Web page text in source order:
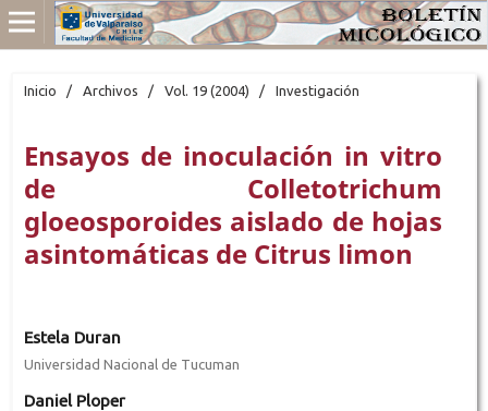
Inicio / Archivos / Vol. 19 (2004) / Investigación
Ensayos de inoculación in vitro
de Colletotrichum
gloeosporoides aislado de hojas
asintomáticas de Citrus limon
Estela Duran
Universidad Nacional de Tucuman
Daniel Ploper